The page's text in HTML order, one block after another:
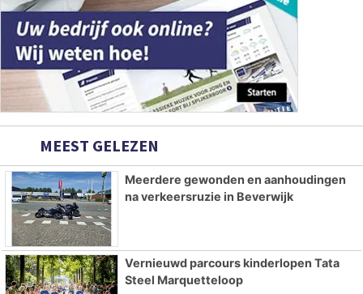
MEEST GELEZEN
Meerdere gewonden en aanhoudingen
na verkeersruzie in Beverwijk
Vernieuwd parcours kinderlopen Tata
Steel Marquetteloop